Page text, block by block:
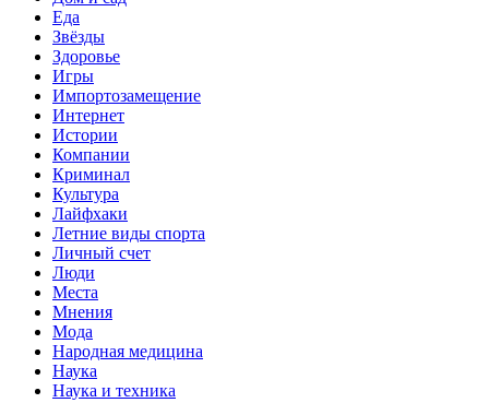
Еда
Звёзды
Здоровье
Игры
Импортозамещение
Интернет
Истории
Компании
Криминал
Культура
Лайфхаки
Летние виды спорта
Личный счет
Люди
Места
Мнения
Мода
Народная медицина
Наука
Наука и техника